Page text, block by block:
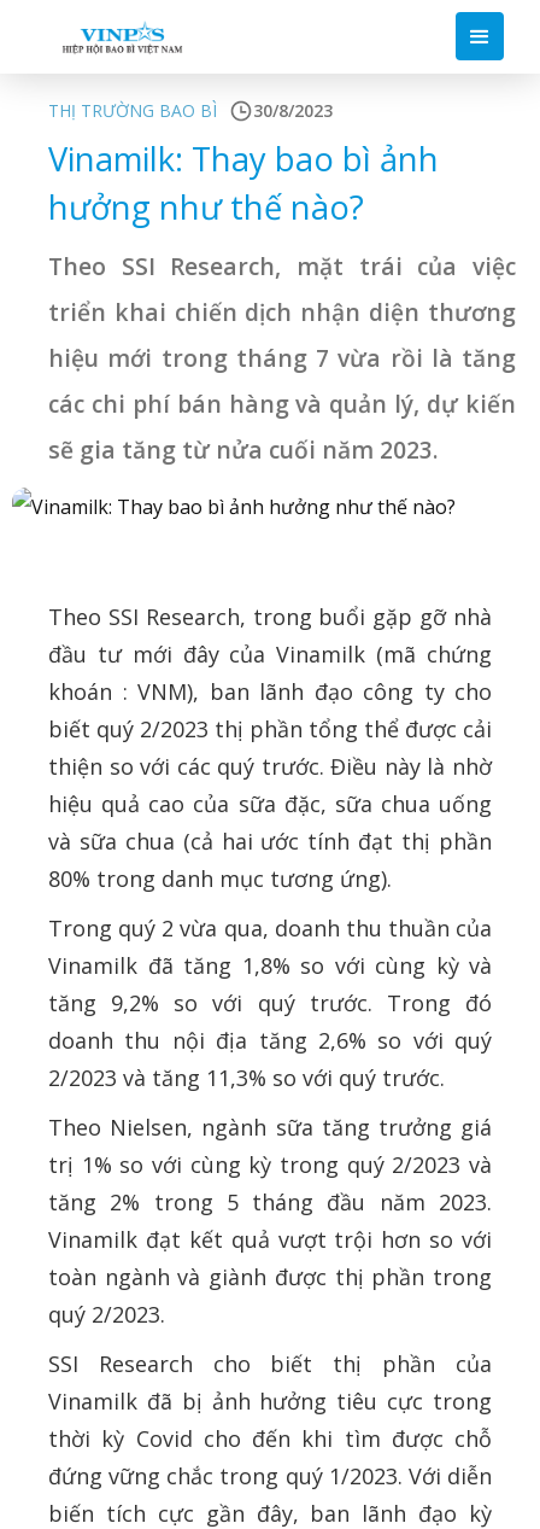
THỊ TRƯỜNG BAO BÌ 30/8/2023
Vinamilk: Thay bao bì ảnh
hưởng như thế nào?
Theo SSI Research, mặt trái của việc
triển khai chiến dịch nhận diện thương
hiệu mới trong tháng 7 vừa rồi là tăng
các chi phí bán hàng và quản lý, dự kiến
sẽ gia tăng từ nửa cuối năm 2023.
Theo SSI Research, trong buổi gặp gỡ nhà
đầu tư mới đây của Vinamilk (mã chứng
khoán : VNM), ban lãnh đạo công ty cho
biết quý 2/2023 thị phần tổng thể được cải
thiện so với các quý trước. Điều này là nhờ
hiệu quả cao của sữa đặc, sữa chua uống
và sữa chua (cả hai ước tính đạt thị phần
80% trong danh mục tương ứng).
Trong quý 2 vừa qua, doanh thu thuần của
Vinamilk đã tăng 1,8% so với cùng kỳ và
tăng 9,2% so với quý trước. Trong đó
doanh thu nội địa tăng 2,6% so với quý
2/2023 và tăng 11,3% so với quý trước.
Theo Nielsen, ngành sữa tăng trưởng giá
trị 1% so với cùng kỳ trong quý 2/2023 và
tăng 2% trong 5 tháng đầu năm 2023.
Vinamilk đạt kết quả vượt trội hơn so với
toàn ngành và giành được thị phần trong
quý 2/2023.
SSI Research cho biết thị phần của
Vinamilk đã bị ảnh hưởng tiêu cực trong
thời kỳ Covid cho đến khi tìm được chỗ
đứng vững chắc trong quý 1/2023. Với diễn
biến tích cực gần đây, ban lãnh đạo kỳ